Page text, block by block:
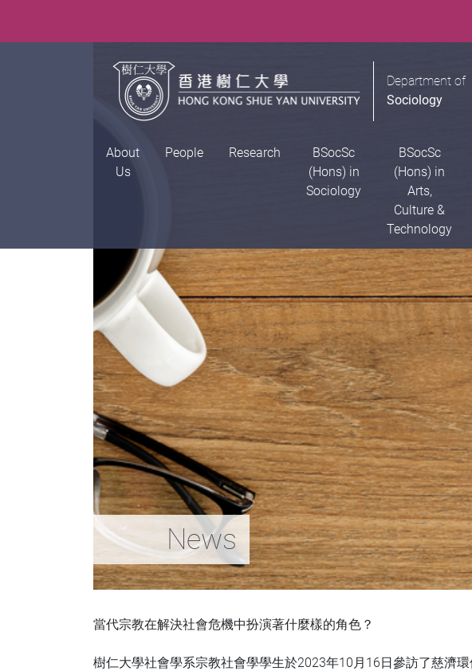
Department of
Sociology
About
Us
People Research
BSocSc
(Hons) in
Sociology
BSocSc
(Hons) in
Arts,
Culture &
Technology
News
當代宗教在解決社會危機中扮演著什麼樣的角色？
樹仁大學社會學系宗教社會學學生於2023年10月16日參訪了慈濟